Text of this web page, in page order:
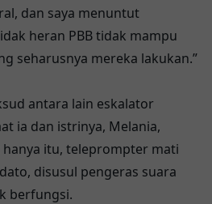
dan saya menuntut
heran PBB tidak mampu
seharusnya mereka lakukan.”
antara lain eskalator
ia dan istrinya, Melania,
hanya itu, teleprompter mati
disusul pengeras suara
berfungsi.